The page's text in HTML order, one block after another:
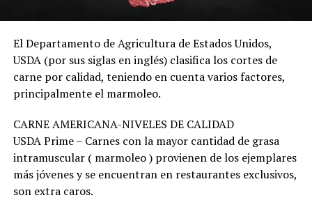
El Departamento de Agricultura de Estados Unidos,
USDA (por sus siglas en inglés) clasifica los cortes de
carne por calidad, teniendo en cuenta varios factores,
principalmente el marmoleo.
CARNE AMERICANA-NIVELES DE CALIDAD
USDA Prime – Carnes con la mayor cantidad de grasa
intramuscular ( marmoleo ) provienen de los ejemplares
más jóvenes y se encuentran en restaurantes exclusivos,
son extra caros.